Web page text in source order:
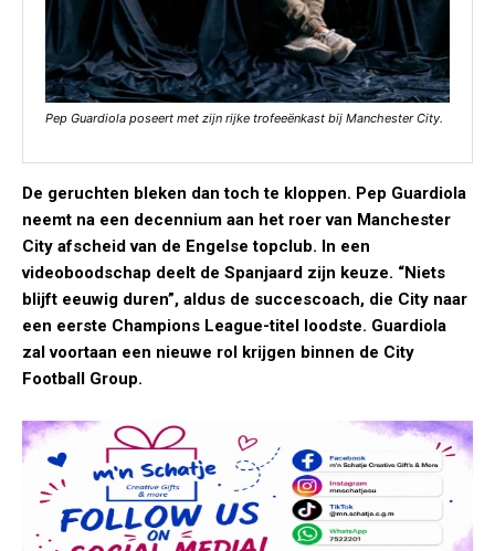
Pep Guardiola poseert met zijn rijke trofeeënkast bij Manchester City.
De geruchten bleken dan toch te kloppen. Pep Guardiola
neemt na een decennium aan het roer van Manchester
City afscheid van de Engelse topclub. In een
videoboodschap deelt de Spanjaard zijn keuze. “Niets
blijft eeuwig duren”, aldus de succescoach, die City naar
een eerste Champions League-titel loodste. Guardiola
zal voortaan een nieuwe rol krijgen binnen de City
Football Group.